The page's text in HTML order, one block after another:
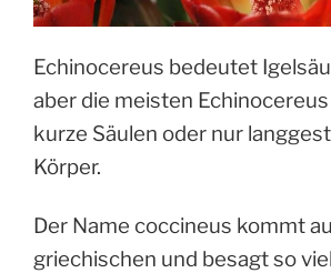
Echinocereus bedeutet
aber die meisten
kurze Säulen oder nur
Körper.
Der Name coccineus kommt
griechischen und besagt so